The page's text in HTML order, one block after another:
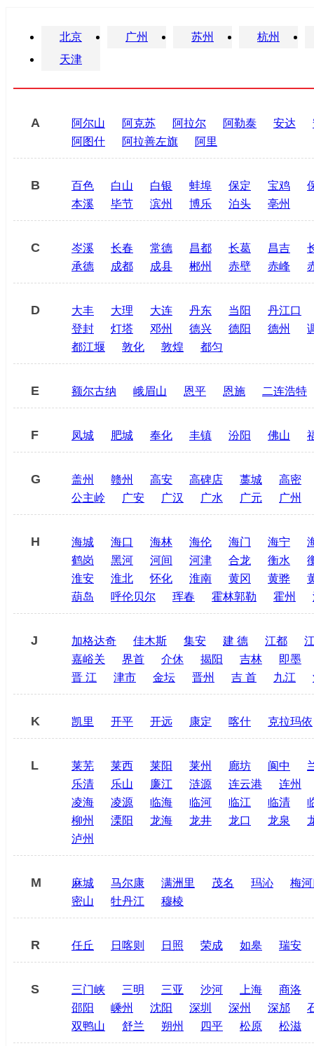
北京 广州 苏州
杭州
天津
A 阿尔山 阿克苏 阿拉尔 阿勒泰 安达
阿图什
阿拉善左旗 阿里
B 百色 白山 白银 蚌埠 保定 宝鸡
本溪
毕节 滨州 博乐 泊头 亳州
C 岑溪 长春 常德 昌都 长葛 昌吉
承德
成都 成县 郴州 赤壁 赤峰
D 大丰 大理 大连 丹东 当阳
丹江口
登封
灯塔 邓州 德兴 德阳 德州
都江堰
敦化 敦煌 都匀
E 额尔古纳 峨眉山 恩平 恩施 二连浩特
F 凤城 肥城 奉化 丰镇 汾阳 佛山
G 盖州 赣州 高安 高碑店 藁城
高密
公主岭
广安 广汉 广水 广元 广州
H 海城 海口 海林 海伦 海门 海宁
鹤岗
黑河 河间 河津 合龙 衡水
淮安
淮北 怀化 淮南 黄冈 黄骅
葫岛
呼伦贝尔 珲春 霍林郭勒 霍州
J 加格达奇 佳木斯 集安 建 德 江都
嘉峪关
界首 介休 揭阳 吉林
即墨
晋 江
津市 金坛 晋州 吉 首 九江
K 凯里 开平 开远 康定 喀什 克拉玛依
L 莱芜 莱西 莱阳 莱州 廊坊 阆中
乐清
乐山 廉江 涟源 连云港
连州
凌海
凌源 临海 临河 临江 临清
柳州
溧阳 龙海 龙井 龙口 龙泉
泸州
M 麻城 马尔康 满洲里 茂名 玛沁
梅
密山
牡丹江 穆棱
R 任丘 日喀则 日照 荣成 如皋 瑞安
S 三门峡 三明 三亚 沙河 上海
商洛
邵阳
嵊州 沈阳 深圳 深州 深邡
双鸭山
舒兰 朔州 四平 松原 松滋